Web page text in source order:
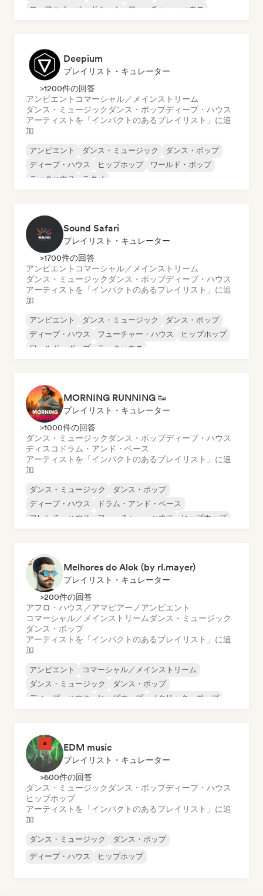
ローファイ・ベッドルーム
フューチャー・ハウス
Deepium
プレイリスト・キュレーター
>1200件の回答
アンビエント コマーシャル／メインストリーム
ダンス・ミュージック ダンス・ポップディープ・ハウス
アーティストを「インパクトのあるプレイリスト」に追
加
アンビエント ダンス・ミュージック
ダンス・ポップ
ディープ・ハウス
ヒップホップ
ワールド・ポップ
テックハウス
テクノ
Sound Safari
プレイリスト・キュレーター
>1700件の回答
アンビエント コマーシャル／メインストリーム
ダンス・ミュージック ダンス・ポップディープ・ハウス
アーティストを「インパクトのあるプレイリスト」に追
加
アンビエント ダンス・ミュージック
ダンス・ポップ
ディープ・ハウス
フューチャー・ハウス
ヒップホップ
ワールド・ポップ
テックハウス
MORNING RUNNING 👟
プレイリスト・キュレーター
>1000件の回答
ダンス・ミュージック ダンス・ポップディープ・ハウス
ディスコ ドラム・アンド・ベース
アーティストを「インパクトのあるプレイリスト」に追
加
ダンス・ミュージック
ダンス・ポップ
ディープ・ハウス
ドラム・アンド・ベース
フレンチ・ハウス
フューチャー・ハウス
ヒップホップ
Melhores do Alok (by rl.mayer)
プレイリスト・キュレーター
>200件の回答
アフロ・ハウス／アマピアーノ アンビエント
コマーシャル／メインストリーム ダンス・ミュージック
ダンス・ポップ
アーティストを「インパクトのあるプレイリスト」に追
加
アンビエント
コマーシャル／メインストリーム
ダンス・ミュージック
ダンス・ポップ
ディープ・ハウス
ヒップホップ
メタリック・ポップ
EDM music
プレイリスト・キュレーター
>600件の回答
ダンス・ミュージック ダンス・ポップディープ・ハウス
ヒップホップ
アーティストを「インパクトのあるプレイリスト」に追
加
ダンス・ミュージック
ダンス・ポップ
ディープ・ハウス
ヒップホップ